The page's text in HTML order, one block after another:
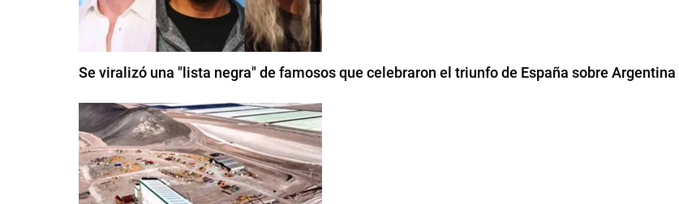
Se viralizó una "lista negra" de famosos que celebraron el triunfo de España sobre Argentina